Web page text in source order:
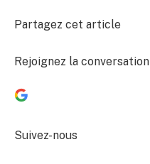
Partagez cet article
Rejoignez la conversation
Suivez-nous